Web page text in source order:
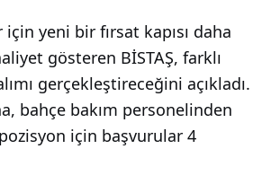
yeni bir fırsat kapısı daha
gösteren BİSTAŞ, farklı
gerçekleştireceğini açıkladı.
bahçe bakım personelinden
için başvurular 4